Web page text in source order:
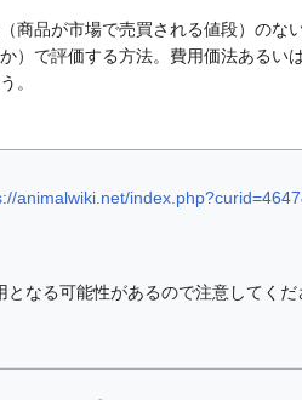
商品が市場で売買される値段）のな
）で評価する方法。費用価法あるい
。
animalwiki.net/
なる可能性があるので注意してくだ